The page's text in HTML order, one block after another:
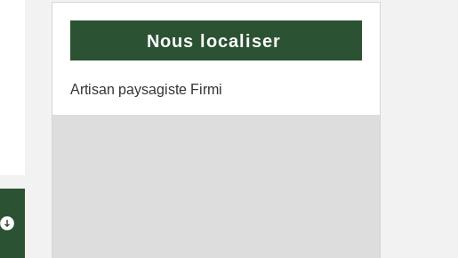
Nous localiser
Artisan paysagiste Firmi